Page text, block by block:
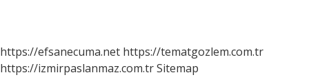
https://efsanecuma.net https://tematgozlem.com.tr
https://izmirpaslanmaz.com.trSitemap